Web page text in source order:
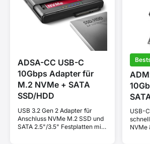
ADSA-CC USB-C
10Gbps Adapter für
M.2 NVMe + SATA
SSD/HDD
USB 3.2 Gen 2 Adapter für
Anschluss NVMe M.2 SSD und
SATA 2.5"/3.5" Festplatten mit
USB-
NVMe